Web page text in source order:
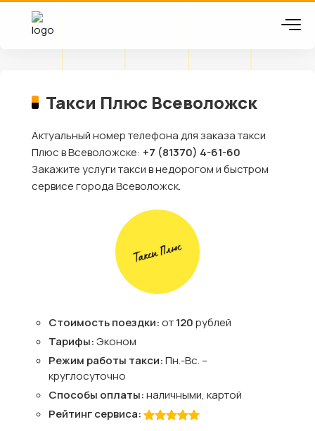
Такси Плюс Всеволожск
Актуальный номер телефона для заказа такси
Плюс в Всеволожске: +7 (81370) 4-61-60
Закажите услуги такси в недорогом и быстром
сервисе города Всеволожск.
Стоимость поездки:от120рублей
Тарифы:Эконом
Режим работы такси:Пн.-Вс. –
круглосуточно
Способы оплаты:наличными, картой
Рейтинг сервиса: